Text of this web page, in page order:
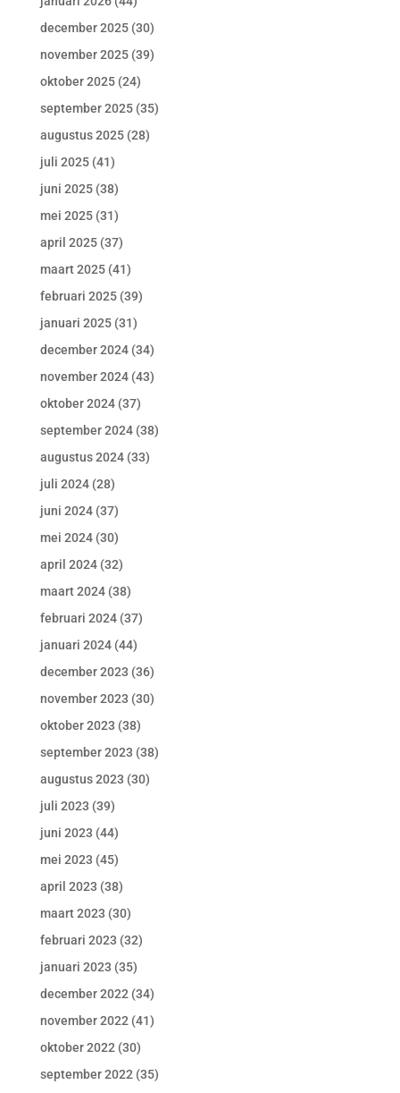
december 2025(30)
november 2025(39)
oktober 2025(24)
september 2025(35)
augustus 2025(28)
juli 2025(41)
juni 2025(38)
mei 2025(31)
april 2025(37)
maart 2025(41)
februari 2025(39)
januari 2025(31)
december 2024(34)
november 2024(43)
oktober 2024(37)
september 2024(38)
augustus 2024(33)
juli 2024(28)
juni 2024(37)
mei 2024(30)
april 2024(32)
maart 2024(38)
februari 2024(37)
januari 2024(44)
december 2023 (36)
november 2023 (30)
oktober 2023 (38)
september 2023 (38)
augustus 2023 (30)
juli 2023 (39)
juni 2023 (44)
mei 2023 (45)
april 2023 (38)
maart 2023 (30)
februari 2023 (32)
januari 2023 (35)
december 2022(34)
november 2022(41)
oktober 2022(30)
september 2022(35)